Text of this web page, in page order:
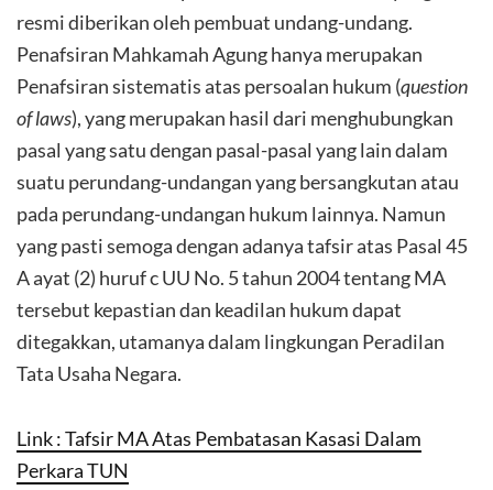
resmi diberikan oleh pembuat undang-undang.
Penafsiran Mahkamah Agung hanya merupakan
Penafsiran sistematis atas persoalan hukum (question
of laws), yang merupakan hasil dari menghubungkan
pasal yang satu dengan pasal-pasal yang lain dalam
suatu perundang-undangan yang bersangkutan atau
pada perundang-undangan hukum lainnya. Namun
yang pasti semoga dengan adanya tafsir atas Pasal 45
A ayat (2) huruf c UU No. 5 tahun 2004 tentang MA
tersebut kepastian dan keadilan hukum dapat
ditegakkan, utamanya dalam lingkungan Peradilan
Tata Usaha Negara.
Link : Tafsir MA Atas Pembatasan Kasasi Dalam
Perkara TUN